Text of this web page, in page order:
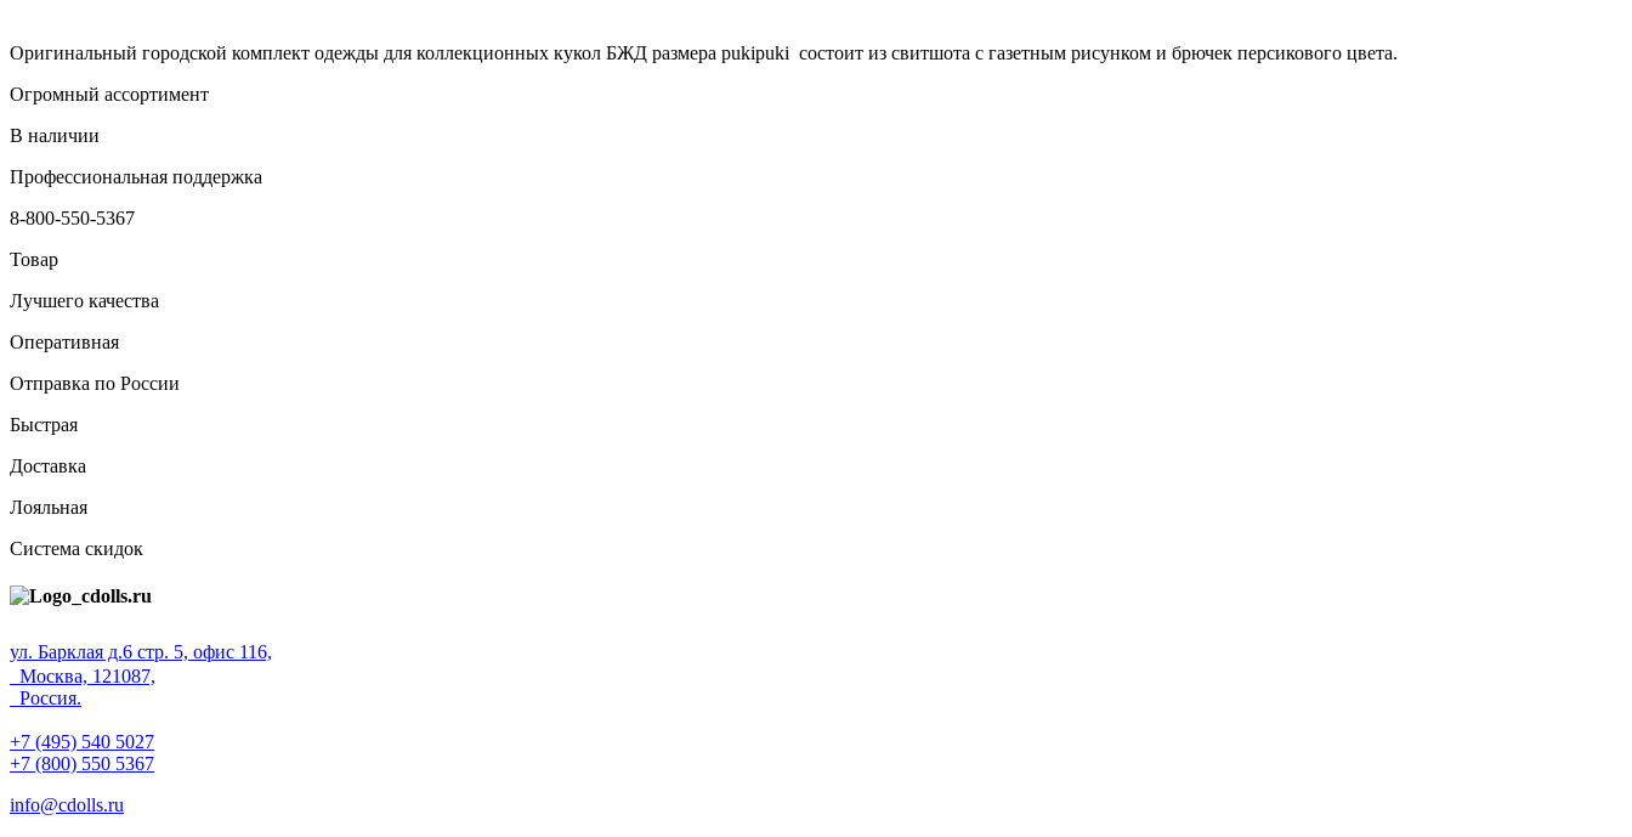
Оригинальный городской комплект одежды для коллекционных кукол БЖД размера pukipuki состоит из свитшота с газетным рисунком и брючек персикового цвета.
Огромный ассортимент
В наличии
Профессиональная поддержка
8-800-550-5367
Товар
Лучшего качества
Оперативная
Отправка по России
Быстрая
Доставка
Лояльная
Система скидок
ул. Барклая д.6 стр. 5, офис 116,
Москва, 121087,
Россия.
+7 (495) 540 5027
+7 (800) 550 5367
info@cdolls.ru